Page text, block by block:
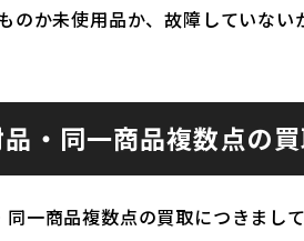
のか未使用品か、故障していない
・同一商品複数点の
一商品複数点の買取につきまし